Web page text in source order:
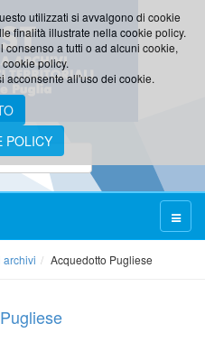
utilizzati si avvalgono di cookie
finalità illustrate nella cookie policy.
a tutti o ad alcuni cookie,
policy.
acconsente all'uso dei cookie.
POLICY
archivi Acquedotto Pugliese